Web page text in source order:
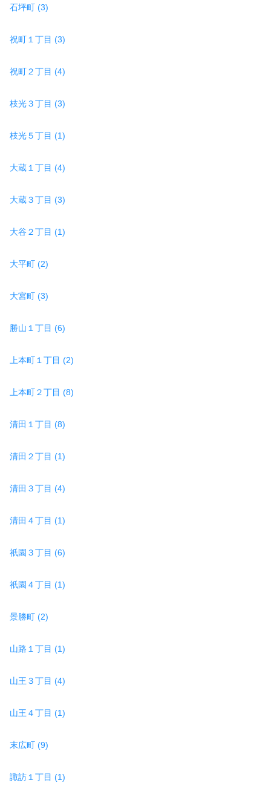
石坪町 (3)
祝町１丁目 (3)
祝町２丁目 (4)
枝光３丁目 (3)
枝光５丁目 (1)
大蔵１丁目 (4)
大蔵３丁目 (3)
大谷２丁目 (1)
大平町 (2)
大宮町 (3)
勝山１丁目 (6)
上本町１丁目 (2)
上本町２丁目 (8)
清田１丁目 (8)
清田２丁目 (1)
清田３丁目 (4)
清田４丁目 (1)
祇園３丁目 (6)
祇園４丁目 (1)
景勝町 (2)
山路１丁目 (1)
山王３丁目 (4)
山王４丁目 (1)
末広町 (9)
諏訪１丁目 (1)